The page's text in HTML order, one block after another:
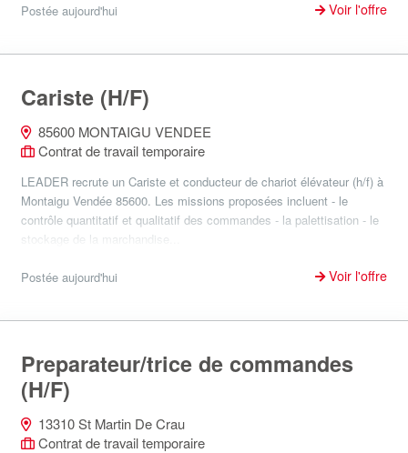
Postée aujourd'hui Voir l'offre
Cariste (H/F)
85600 MONTAIGU VENDEE
Contrat de travail temporaire
LEADER recrute un Cariste et conducteur de chariot élévateur (h/f) à
Montaigu Vendée 85600. Les missions proposées incluent - le
contrôle quantitatif et qualitatif des commandes - la palettisation - le
stockage de la marchandise...
Postée aujourd'hui Voir l'offre
Preparateur/trice de commandes
(H/F)
13310 St Martin De Crau
Contrat de travail temporaire